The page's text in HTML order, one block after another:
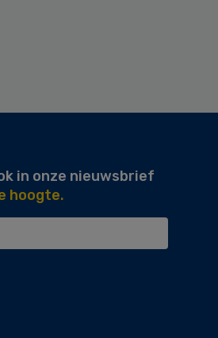
in onze nieuwsbrief
hoogte.